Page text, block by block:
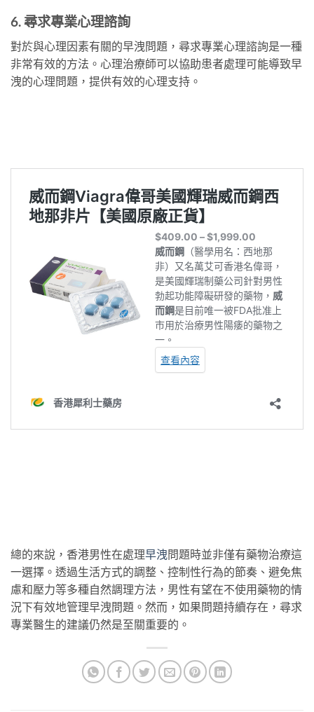
6. 尋求專業心理諮詢
對於與心理因素有關的早洩問題，尋求專業心理諮詢是一種
非常有效的方法。心理治療師可以協助患者處理可能導致早
洩的心理問題，提供有效的心理支持。
總的來說，香港男性在處理早洩問題時並非僅有藥物治療這
一選擇。透過生活方式的調整、控制性行為的節奏、避免焦
慮和壓力等多種自然調理方法，男性有望在不使用藥物的情
況下有效地管理早洩問題。然而，如果問題持續存在，尋求
專業醫生的建議仍然是至關重要的。